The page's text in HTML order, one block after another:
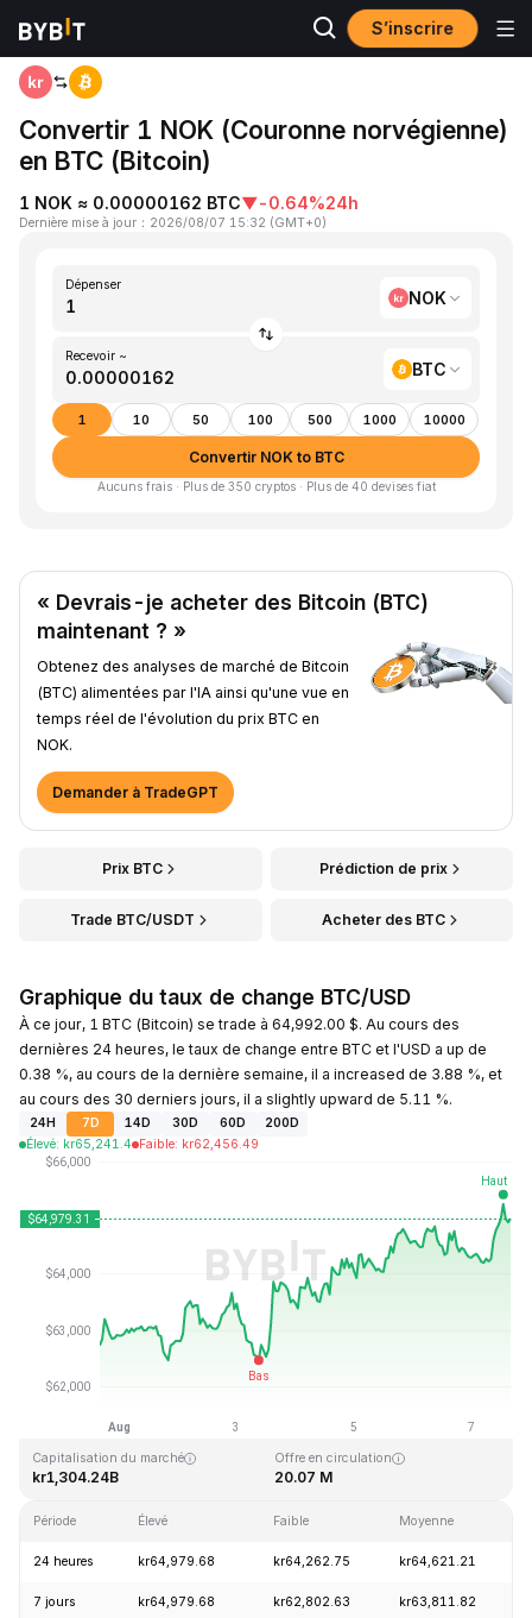
S’inscrire
Accueil
Convertir 1 NOK (Couronne norvégienne)
en BTC (Bitcoin)
1 NOK ≈ 0.00000162 BTC▼-0.64%24h
Dernière mise à jour ： 2026/08/07 15:32 (GMT+0)
Dépenser
NOK
Recevoir ~
BTC
1 10 50 100 500 1000 10000
Convertir NOK to BTC
Aucuns frais · Plus de 350 cryptos · Plus de 40 devises fiat
« Devrais-je acheter des Bitcoin (BTC)
maintenant ? »
Obtenez des analyses de marché de Bitcoin
(BTC) alimentées par l'IA ainsi qu'une vue en
temps réel de l'évolution du prix BTC en
NOK.
Demander à TradeGPT
Prix BTC Prédiction de prix
Trade BTC/USDT Acheter des BTC
Graphique du taux de change BTC/USD
À ce jour, 1 BTC (Bitcoin) se trade à 64,992.00 $. Au cours des
dernières 24 heures, le taux de change entre BTC et l'USD a up de
0.38 %, au cours de la dernière semaine, il a increased de 3.88 %, et
au cours des 30 derniers jours, il a slightly upward de 5.11 %.
24H 7D 14D 30D 60D
200D
Élevé: kr65,241.4 Faible: kr62,456.49
Dernière mise à jour : 2026-08-07, 15:32 GMT+0
kr126,080.00
Capitalisation du marché
kr1,304.24B
Offre en circulation
20.07 M
Période Élevé Faible Moyenne
24 heures kr64,979.68 kr64,262.75 kr64,621.21
7 jours kr64,979.68 kr62,802.63 kr63,811.82